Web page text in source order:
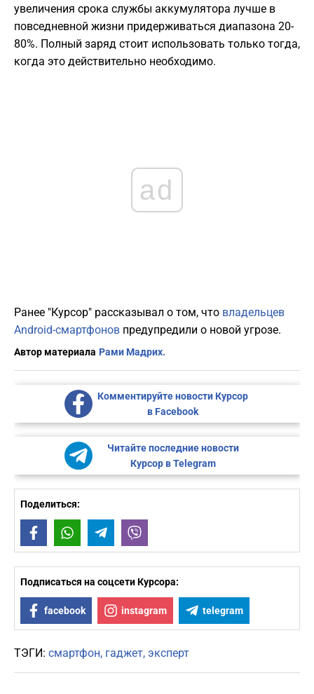
увеличения срока службы аккумулятора лучше в
повседневной жизни придерживаться диапазона 20-
80%. Полный заряд стоит использовать только тогда,
когда это действительно необходимо.
ad
Ранее "Курсор" рассказывал о том, что владельцев
Android-смартфонов предупредили о новой угрозе.
Автор материала Рами Мадрих.
Комментируйте новости Курсор
в Facebook
Читайте последние новости
Курсор в Telegram
Поделиться:
FacebookWhatsAppTelegram
Подписаться на соцсети Курсора:
facebook instagram telegram
ТЭГИ: смартфон гаджет эксперт